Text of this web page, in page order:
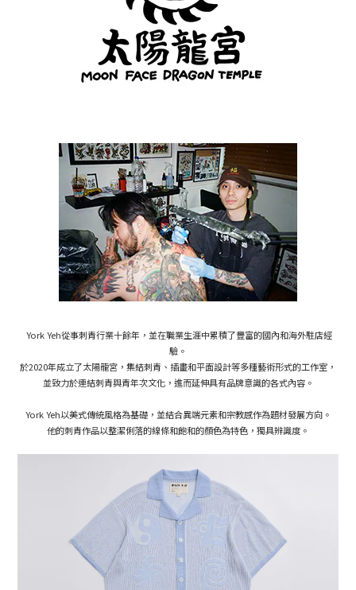
York Yeh從事刺青行業十餘年，並在職業生涯中累積了豐富的國內和海外駐店經
驗。
於2020年成立了太陽龍宮，集結刺青、插畫和平面設計等多種藝術形式的工作室，
並致力於連結刺青與青年次文化，進而延伸具有品牌意識的各式內容。
York Yeh以美式傳統風格為基礎，並結合異端元素和宗教感作為題材發展方向。
他的刺青作品以整潔俐落的線條和飽和的顏色為特色，獨具辨識度。